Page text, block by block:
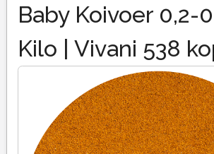
Baby Koivoer 0,2-
Kilo | Vivani 538